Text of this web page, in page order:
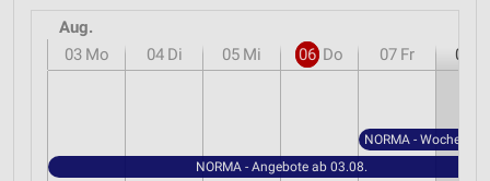
Aug.
03 Mo 04 Di 05 Mi 06 Do 07 Fr 08
NORMA - Angebote ab 03.08.